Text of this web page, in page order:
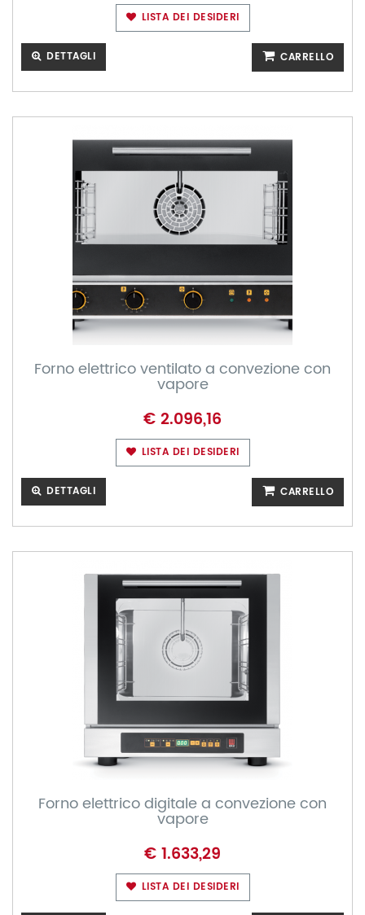
LISTA DEI DESIDERI
DETTAGLI CARRELLO
Forno elettrico ventilato a convezione con
vapore
€ 2.096,16
LISTA DEI DESIDERI
DETTAGLI CARRELLO
Forno elettrico digitale a convezione con
vapore
€ 1.633,29
LISTA DEI DESIDERI